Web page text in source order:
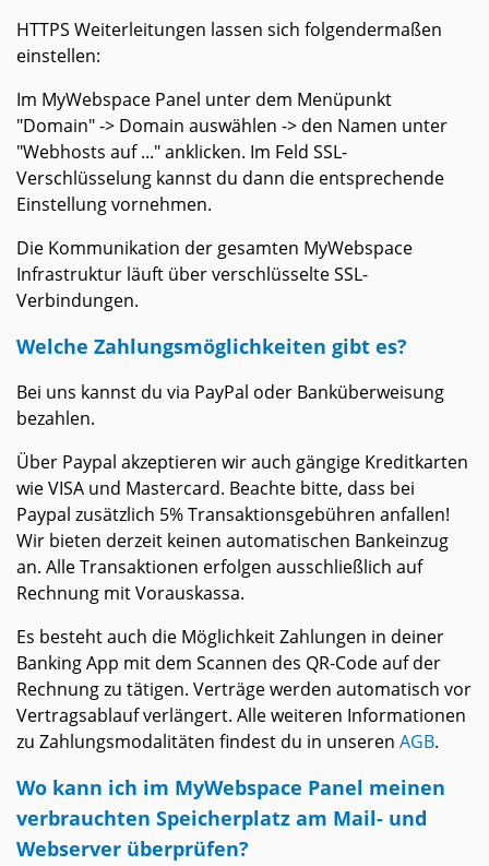
HTTPS Weiterleitungen lassen sich folgendermaßen
einstellen:
Im MyWebspace Panel unter dem Menüpunkt
"Domain" -> Domain auswählen -> den Namen unter
"Webhosts auf ..." anklicken. Im Feld SSL-
Verschlüsselung kannst du dann die entsprechende
Einstellung vornehmen.
Die Kommunikation der gesamten MyWebspace
Infrastruktur läuft über verschlüsselte SSL-
Verbindungen.
Welche Zahlungsmöglichkeiten gibt es?
Bei uns kannst du via PayPal oder Banküberweisung
bezahlen.
Über Paypal akzeptieren wir auch gängige Kreditkarten
wie VISA und Mastercard. Beachte bitte, dass bei
Paypal zusätzlich 5% Transaktionsgebühren anfallen!
Wir bieten derzeit keinen automatischen Bankeinzug
an. Alle Transaktionen erfolgen ausschließlich auf
Rechnung mit Vorauskassa.
Es besteht auch die Möglichkeit Zahlungen in deiner
Banking App mit dem Scannen des QR-Code auf der
Rechnung zu tätigen. Verträge werden automatisch vor
Vertragsablauf verlängert. Alle weiteren Informationen
zu Zahlungsmodalitäten findest du in unseren AGB.
Wo kann ich im MyWebspace Panel meinen
verbrauchten Speicherplatz am Mail- und
Webserver überprüfen?